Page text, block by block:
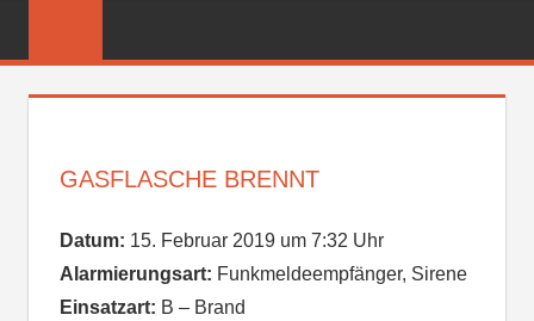
FEUERWEHR
GASFLASCHE BRENNT
Datum: 15. Februar 2019 um 7:32 Uhr
Alarmierungsart: Funkmeldeempfänger, Sirene
Einsatzart: B – Brand